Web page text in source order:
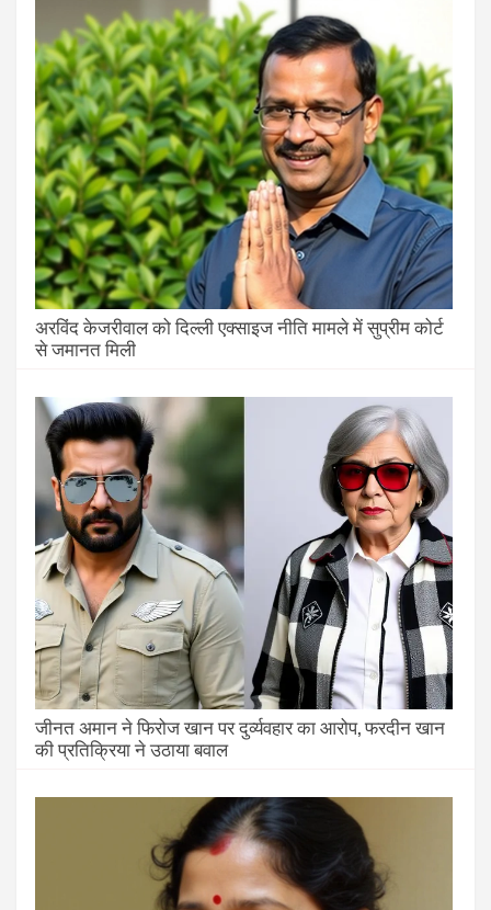
अरविंद केजरीवाल को दिल्ली एक्साइज नीति मामले में सुप्रीम कोर्ट
से जमानत मिली
जीनत अमान ने फिरोज खान पर दुर्व्यवहार का आरोप, फरदीन खान
की प्रतिक्रिया ने उठाया बवाल